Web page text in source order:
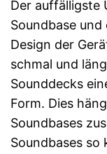
Der auffälligste
Soundbase
Design der
schmal und
Sounddecks
Form. Dies
Soundbases
Soundbases so